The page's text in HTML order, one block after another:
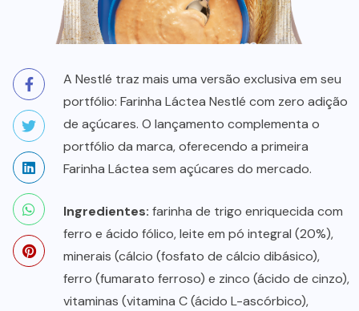
A Nestlé traz mais uma versão exclusiva em seu
portfólio: Farinha Láctea Nestlé com zero adição
de açúcares. O lançamento complementa o
portfólio da marca, oferecendo a primeira
Farinha Láctea sem açúcares do mercado.
Ingredientes: farinha de trigo enriquecida com
ferro e ácido fólico, leite em pó integral (20%),
minerais (cálcio (fosfato de cálcio dibásico),
ferro (fumarato ferroso) e zinco (ácido de cinzo),
vitaminas (vitamina C (ácido L-ascórbico),